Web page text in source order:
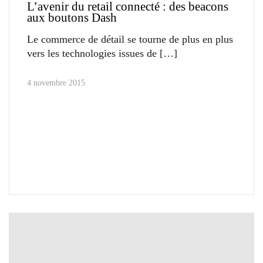
L’avenir du retail connecté : des beacons
aux boutons Dash
Le commerce de détail se tourne de plus en plus
vers les technologies issues de
4 novembre 2015